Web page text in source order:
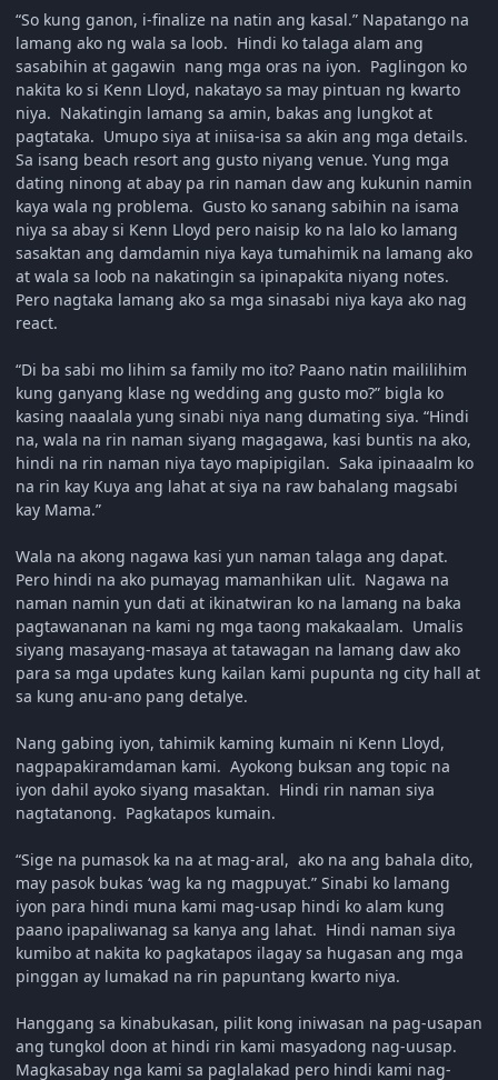
“So kung ganon, i-finalize na natin ang kasal.” Napatango na
lamang ako ng wala sa loob. Hindi ko talaga alam ang
sasabihin at gagawin nang mga oras na iyon. Paglingon ko
nakita ko si Kenn Lloyd, nakatayo sa may pintuan ng kwarto
niya. Nakatingin lamang sa amin, bakas ang lungkot at
pagtataka. Umupo siya at iniisa-isa sa akin ang mga details.
Sa isang beach resort ang gusto niyang venue. Yung mga
dating ninong at abay pa rin naman daw ang kukunin namin
kaya wala ng problema. Gusto ko sanang sabihin na isama
niya sa abay si Kenn Lloyd pero naisip ko na lalo ko lamang
sasaktan ang damdamin niya kaya tumahimik na lamang ako
at wala sa loob na nakatingin sa ipinapakita niyang notes.
Pero nagtaka lamang ako sa mga sinasabi niya kaya ako nag
react.
“Di ba sabi mo lihim sa family mo ito? Paano natin maililihim
kung ganyang klase ng wedding ang gusto mo?” bigla ko
kasing naaalala yung sinabi niya nang dumating siya. “Hindi
na, wala na rin naman siyang magagawa, kasi buntis na ako,
hindi na rin naman niya tayo mapipigilan. Saka ipinaaalm ko
na rin kay Kuya ang lahat at siya na raw bahalang magsabi
kay Mama.”
Wala na akong nagawa kasi yun naman talaga ang dapat.
Pero hindi na ako pumayag mamanhikan ulit. Nagawa na
naman namin yun dati at ikinatwiran ko na lamang na baka
pagtawananan na kami ng mga taong makakaalam. Umalis
siyang masayang-masaya at tatawagan na lamang daw ako
para sa mga updates kung kailan kami pupunta ng city hall at
sa kung anu-ano pang detalye.
Nang gabing iyon, tahimik kaming kumain ni Kenn Lloyd,
nagpapakiramdaman kami. Ayokong buksan ang topic na
iyon dahil ayoko siyang masaktan. Hindi rin naman siya
nagtatanong. Pagkatapos kumain.
“Sige na pumasok ka na at mag-aral, ako na ang bahala dito,
may pasok bukas ‘wag ka ng magpuyat.” Sinabi ko lamang
iyon para hindi muna kami mag-usap hindi ko alam kung
paano ipapaliwanag sa kanya ang lahat. Hindi naman siya
kumibo at nakita ko pagkatapos ilagay sa hugasan ang mga
pinggan ay lumakad na rin papuntang kwarto niya.
Hanggang sa kinabukasan, pilit kong iniwasan na pag-usapan
ang tungkol doon at hindi rin kami masyadong nag-uusap.
Magkasabay nga kami sa paglalakad pero hindi kami nag-